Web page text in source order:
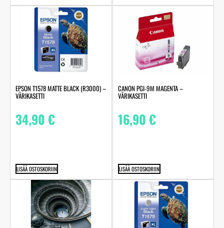
EPSON T1578 MATTE BLACK (R3000) –
VÄRIKASETTI
34,90€
LISÄÄ OSTOSKORIIN
CANON PGI-9M MAGENTA –
VÄRIKASETTI
16,90€
LISÄÄ OSTOSKORIIN